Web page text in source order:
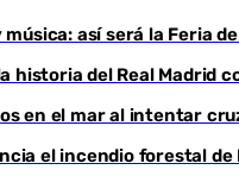
música: así será la Feria
historia del Real Madrid
en el mar al intentar
el incendio forestal de